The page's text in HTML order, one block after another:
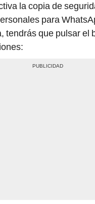
la copia de
para
tendrás que pulsar el